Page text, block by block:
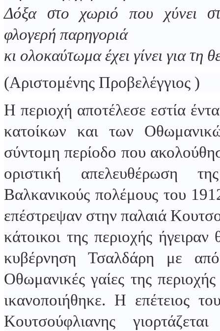
Δόξα στο χωριό που χύνει
φλογερή παρηγοριά
κι ολοκαύτωμα έχει γίνει για τη
(Αριστομένης Προβελέγγιος )
Η περιοχή αποτέλεσε εστία
κατοίκων και των
σύντομη περίοδο που
οριστική απελευθέρωση
Βαλκανικούς πολέμους του
επέστρεψαν στην παλαιά
κάτοικοι της περιοχής
κυβέρνηση Τσαλδάρη με
Οθωμανικές γαίες της
ικανοποιήθηκε. Η επέτειος
Κουτσούφλιανης